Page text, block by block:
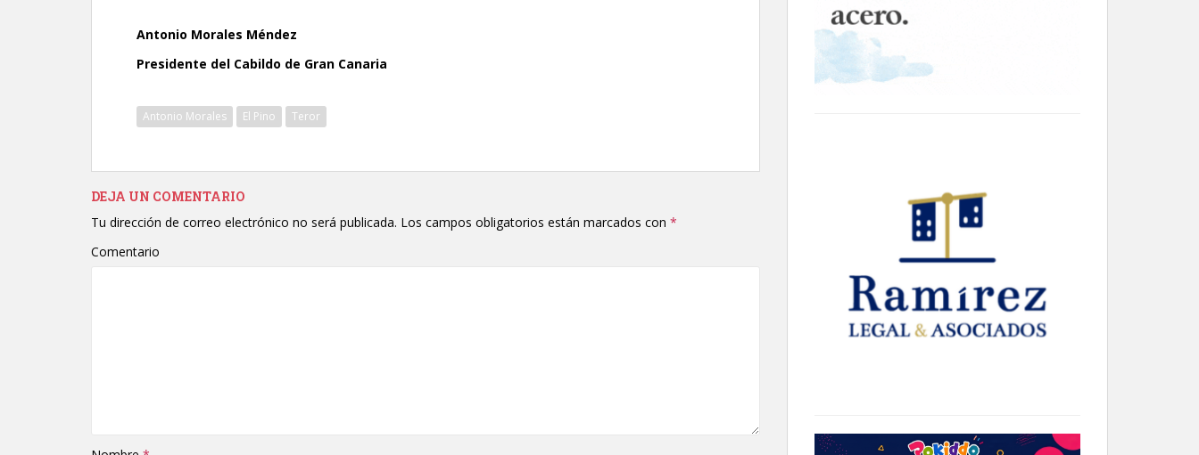
Antonio Morales Méndez
Presidente del Cabildo de Gran Canaria
Antonio Morales El Pino Teror
DEJA UN COMENTARIO
Tu dirección de correo electrónico no será publicada. Los campos obligatorios están marcados con *
Comentario